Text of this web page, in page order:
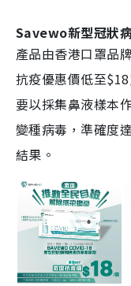
Savewo新型冠狀
產品由香港口罩品
抗疫優惠價低至
要以採集鼻液樣本
變種病毒，準確度
結果。